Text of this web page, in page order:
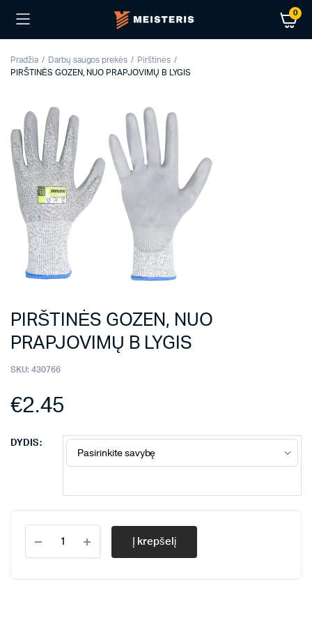
0
Pradžia Darbų saugos prekės
Pirštinės
PIRŠTINĖS GOZEN, NUO PRAPJOVIMŲ B LYGIS
PIRŠTINĖS GOZEN, NUO
PRAPJOVIMŲ B LYGIS
SKU: 430766
€2.45
DYDIS
GOZEN,
NUO
Į krepšelį